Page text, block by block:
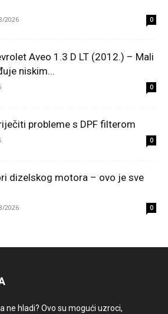
2026 0
Aveo 1.3 D LT (2012.) – Mali
niskim...
0
probleme s DPF filterom
0
dizelskog motora – ovo je sve
2026 0
ne hladi? Ovo su mogući uzroci,